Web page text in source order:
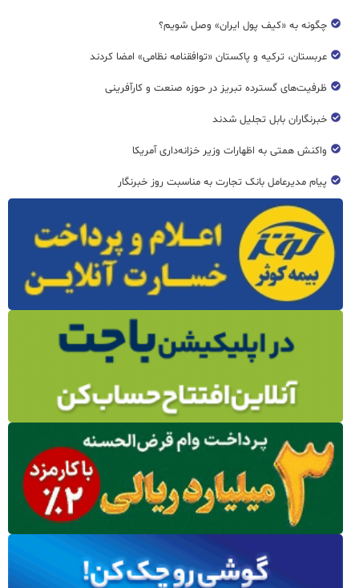
چگونه به «کیف پول ایران» وصل شویم؟
عربستان، ترکیه و پاکستان «توافقنامه نظامی» امضا کردند
ظرفیت‌های گسترده‌ تبریز در حوزه صنعت و کارآفرینی
خبرنگاران بابل تجلیل شدند
واکنش همتی به اظهارات وزیر خزانه‌داری آمریکا
پیام مدیرعامل بانک تجارت به مناسبت روز خبرنگار